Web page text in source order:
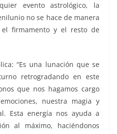
evento astrológico, la
no se hace de manera
firmamento y el resto de
“Es una lunación que se
retrogradando en este
que nos hagamos cargo
nuestra magia y
Esta energía nos ayuda a
al máximo, haciéndonos